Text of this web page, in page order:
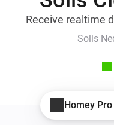
Receive realtime
Solis
Homey Pro